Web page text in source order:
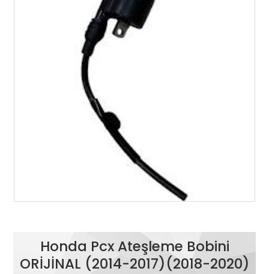
Honda Pcx Ateşleme Bobini
ORİJİNAL (2014-2017)(2018-2020)